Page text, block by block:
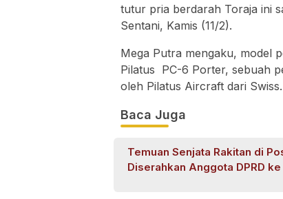
tutur pria berdarah Toraja ini
Sentani, Kamis (11/2).
Mega Putra mengaku, model
Pilatus PC-6 Porter, sebuah
oleh Pilatus Aircraft dari Swiss.
Baca Juga
Temuan Senjata Rakitan di
Diserahkan Anggota DPRD